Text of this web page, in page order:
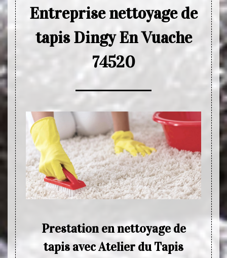
Entreprise nettoyage de
tapis Dingy En Vuache
74520
Prestation en nettoyage de
tapis avec Atelier du Tapis
Si